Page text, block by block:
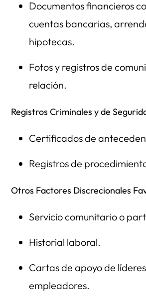
Documentos financieros
cuentas bancarias,
hipotecas.
Fotos y registros de
relación.
Registros Criminales y de
Certificados de
Registros de
Otros Factores Discrecionales
Servicio comunitario o
Historial laboral.
Cartas de apoyo de
empleadores.